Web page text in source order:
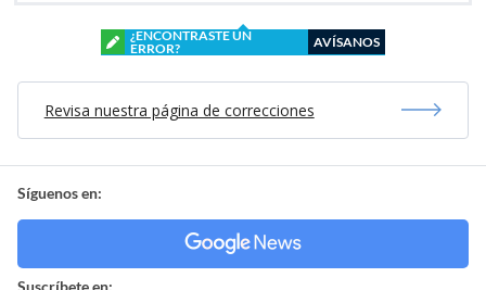
¿ENCONTRASTE UN
ERROR?
AVÍSANOS
Revisa nuestra página de correcciones
Síguenos en:
Suscríbete en: